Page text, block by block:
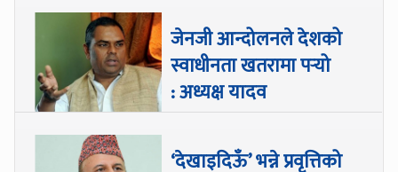
जेनजी आन्दोलनले देशको
स्वाधीनता खतरामा पर्‍यो
: अध्यक्ष यादव
‘देखाइदिऊँ’ भन्ने प्रवृत्तिको